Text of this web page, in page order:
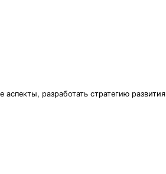
разработать стратегию развития